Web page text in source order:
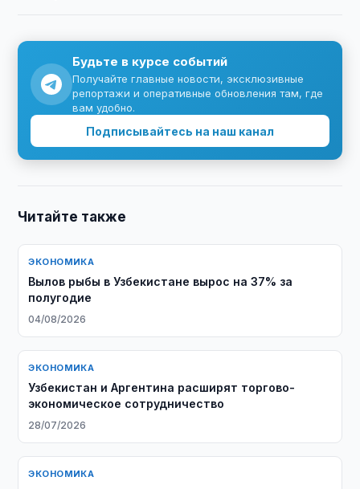
Будьте в курсе событий
Получайте главные новости, эксклюзивные
репортажи и оперативные обновления там, где
вам удобно.
Подписывайтесь на наш канал
Читайте также
ЭКОНОМИКА
Вылов рыбы в Узбекистане вырос на 37% за
полугодие
04/08/2026
ЭКОНОМИКА
Узбекистан и Аргентина расширят торгово-
экономическое сотрудничество
28/07/2026
ЭКОНОМИКА